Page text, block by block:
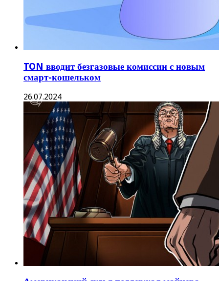
TON вводит безгазовые комиссии с новым
смарт-кошельком
26.07.2024